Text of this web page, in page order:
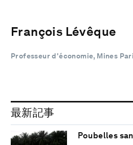
François Lévêque
Professeur d'économie, Mines
最新記事
Poubelles